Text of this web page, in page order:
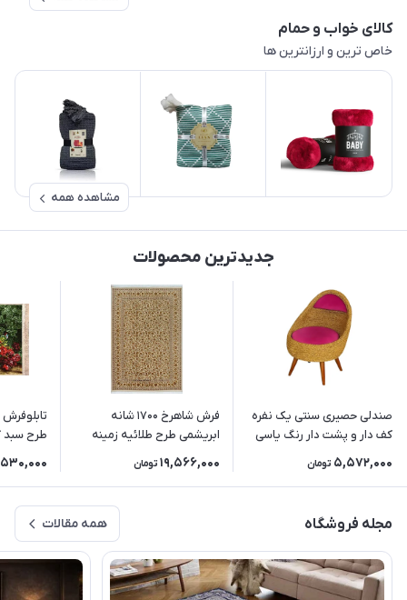
کالای خواب و حمام
خاص ترین و ارزانترین ها
مشاهده همه
جدیدترین محصولات
صندلی حصیری سنتی یک نفره
کف دار و پشت دار رنگ یاسی
5,572,000 تومان
فرش شاهرخ 1700 شانه
ابریشمی طرح طلائیه زمینه
19,566,000 تومان
مجله فروشگاه همه مقالات